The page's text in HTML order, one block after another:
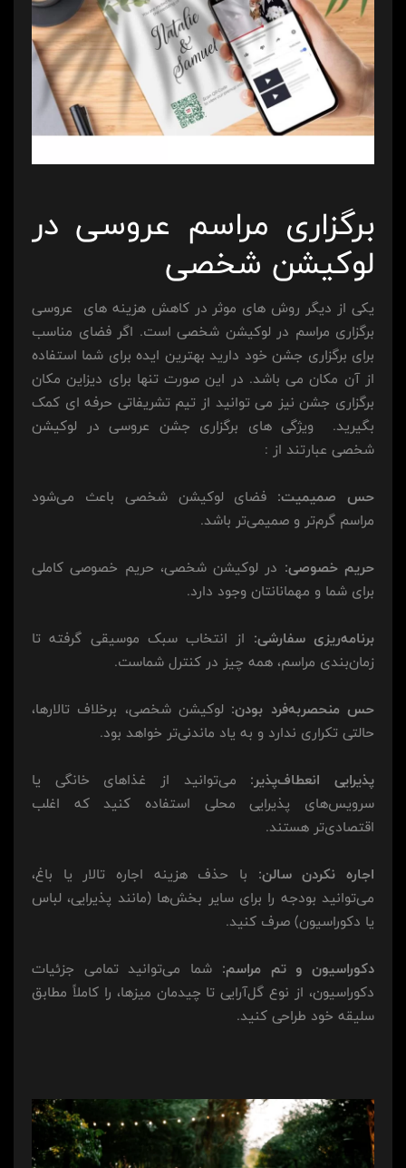
برگزاری مراسم عروسی در
لوکیشن شخصی
یکی از دیگر روش های موثر در کاهش هزینه های عروسی
برگزاری مراسم در لوکیشن شخصی است. اگر فضای مناسب
برای برگزاری جشن خود دارید بهترین ایده برای شما استفاده
از آن مکان می باشد. در این صورت تنها برای دیزاین مکان
برگزاری جشن نیز می توانید از تیم تشریفاتی حرفه ای کمک
بگیرید. ویژگی های برگزاری جشن عروسی در لوکیشن
شخصی عبارتند از :
حس صمیمیت: فضای لوکیشن شخصی باعث می‌شود
مراسم گرم‌تر و صمیمی‌تر باشد.
حریم خصوصی: در لوکیشن شخصی، حریم خصوصی کاملی
برای شما و مهمانانتان وجود دارد.
برنامه‌ریزی سفارشی: از انتخاب سبک موسیقی گرفته تا
زمان‌بندی مراسم، همه چیز در کنترل شماست.
حس منحصربه‌فرد بودن: لوکیشن شخصی، برخلاف تالارها،
حالتی تکراری ندارد و به یاد ماندنی‌تر خواهد بود.
پذیرایی انعطاف‌پذیر: می‌توانید از غذاهای خانگی یا
سرویس‌های پذیرایی محلی استفاده کنید که اغلب
اقتصادی‌تر هستند.
اجاره نکردن سالن: با حذف هزینه اجاره تالار یا باغ،
می‌توانید بودجه را برای سایر بخش‌ها (مانند پذیرایی، لباس
یا دکوراسیون) صرف کنید.
دکوراسیون و تم مراسم: شما می‌توانید تمامی جزئیات
دکوراسیون، از نوع گل‌آرایی تا چیدمان میزها، را کاملاً مطابق
سلیقه خود طراحی کنید.